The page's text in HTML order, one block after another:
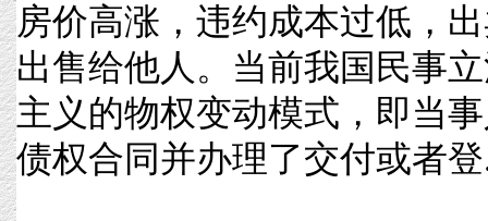
房价高涨，违约成本过低，
出售给他人。当前我国民事
主义的物权变动模式，即当
债权合同并办理了交付或者登